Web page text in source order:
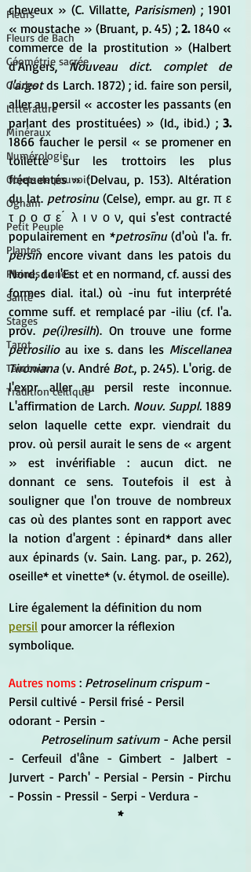
Fleurs
Fleurs de Bach
Géométrie sacrée
Guides
Littérature
Minéraux
Numérologie
Objets de pouvoir
Ogham
Petit Peuple
Plantes
Pleines Lunes
Santé
Stages
Tarot
Tambour
Tradition celtique
cheveux » (C. Villatte, Parisismen) ; 1901
« moustache » (Bruant, p. 45) ; 2. 1840 «
commerce de la prostitution » (Halbert
d'Angers, Nouveau dict. complet de
l'argot ds Larch. 1872) ; id. faire son persil,
aller au persil « accoster les passants (en
parlant des prostituées) » (Id., ibid.) ; 3.
1866 faucher le persil « se promener en
toilette sur les trottoirs les plus
fréquentés » (Delvau, p. 153). Altération
du lat. petrosinu (Celse), empr. au gr. π ε
τ ρ ο σ ε ́ λ ι ν ο ν, qui s'est contracté
populairement en *petrosīnu
persin encore vivant dans les patois du
Nord, de l'Est et en normand, cf. aussi des
formes dial. ital.) où -inu fut interprété
comme suff. et remplacé par -iliu (cf. l'a.
prov. pe(i)resilh
petrosilio au ixe s. dans les Miscellanea
Tironiana (v. André Bot., p. 245). L'orig. de
l'expr. aller au persil reste inconnue.
L'affirmation de Larch. Nouv. Suppl. 1889
selon laquelle cette expr. viendrait du
prov. où persil aurait le sens de « argent
» est invérifiable : aucun dict. ne
donnant ce sens. Toutefois il est à
souligner que l'on trouve de nombreux
cas où des plantes sont en rapport avec
la notion d'argent : épinard* dans aller
aux épinards (v. Sain. Lang. par., p. 262),
oseille* et vinette* (v. étymol. de oseille).
Lire également la définition du nom
persil pour amorcer la réflexion
symbolique.
Autres noms : Petroselinum crispum -
Persil cultivé - Persil frisé - Persil
odorant - Persin -
Petroselinum sativum - Ache persil
- Cerfeuil d'âne - Gimbert - Jalbert -
Jurvert - Parch' - Persial - Persin - Pirchu
- Possin - Pressil - Serpi - Verdura -
*